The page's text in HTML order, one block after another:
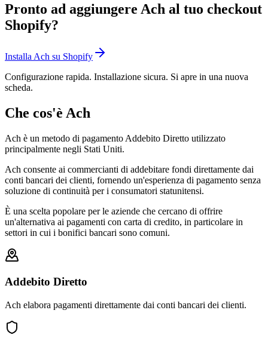
Pronto ad aggiungere Ach al tuo checkout
Shopify?
Installa Ach su Shopify
Configurazione rapida. Installazione sicura. Si apre in una nuova
scheda.
Che cos'è Ach
Ach è un metodo di pagamento Addebito Diretto utilizzato
principalmente negli Stati Uniti.
Ach consente ai commercianti di addebitare fondi direttamente dai
conti bancari dei clienti, fornendo un'esperienza di pagamento senza
soluzione di continuità per i consumatori statunitensi.
È una scelta popolare per le aziende che cercano di offrire
un'alternativa ai pagamenti con carta di credito, in particolare in
settori in cui i bonifici bancari sono comuni.
Addebito Diretto
Ach elabora pagamenti direttamente dai conti bancari dei clienti.